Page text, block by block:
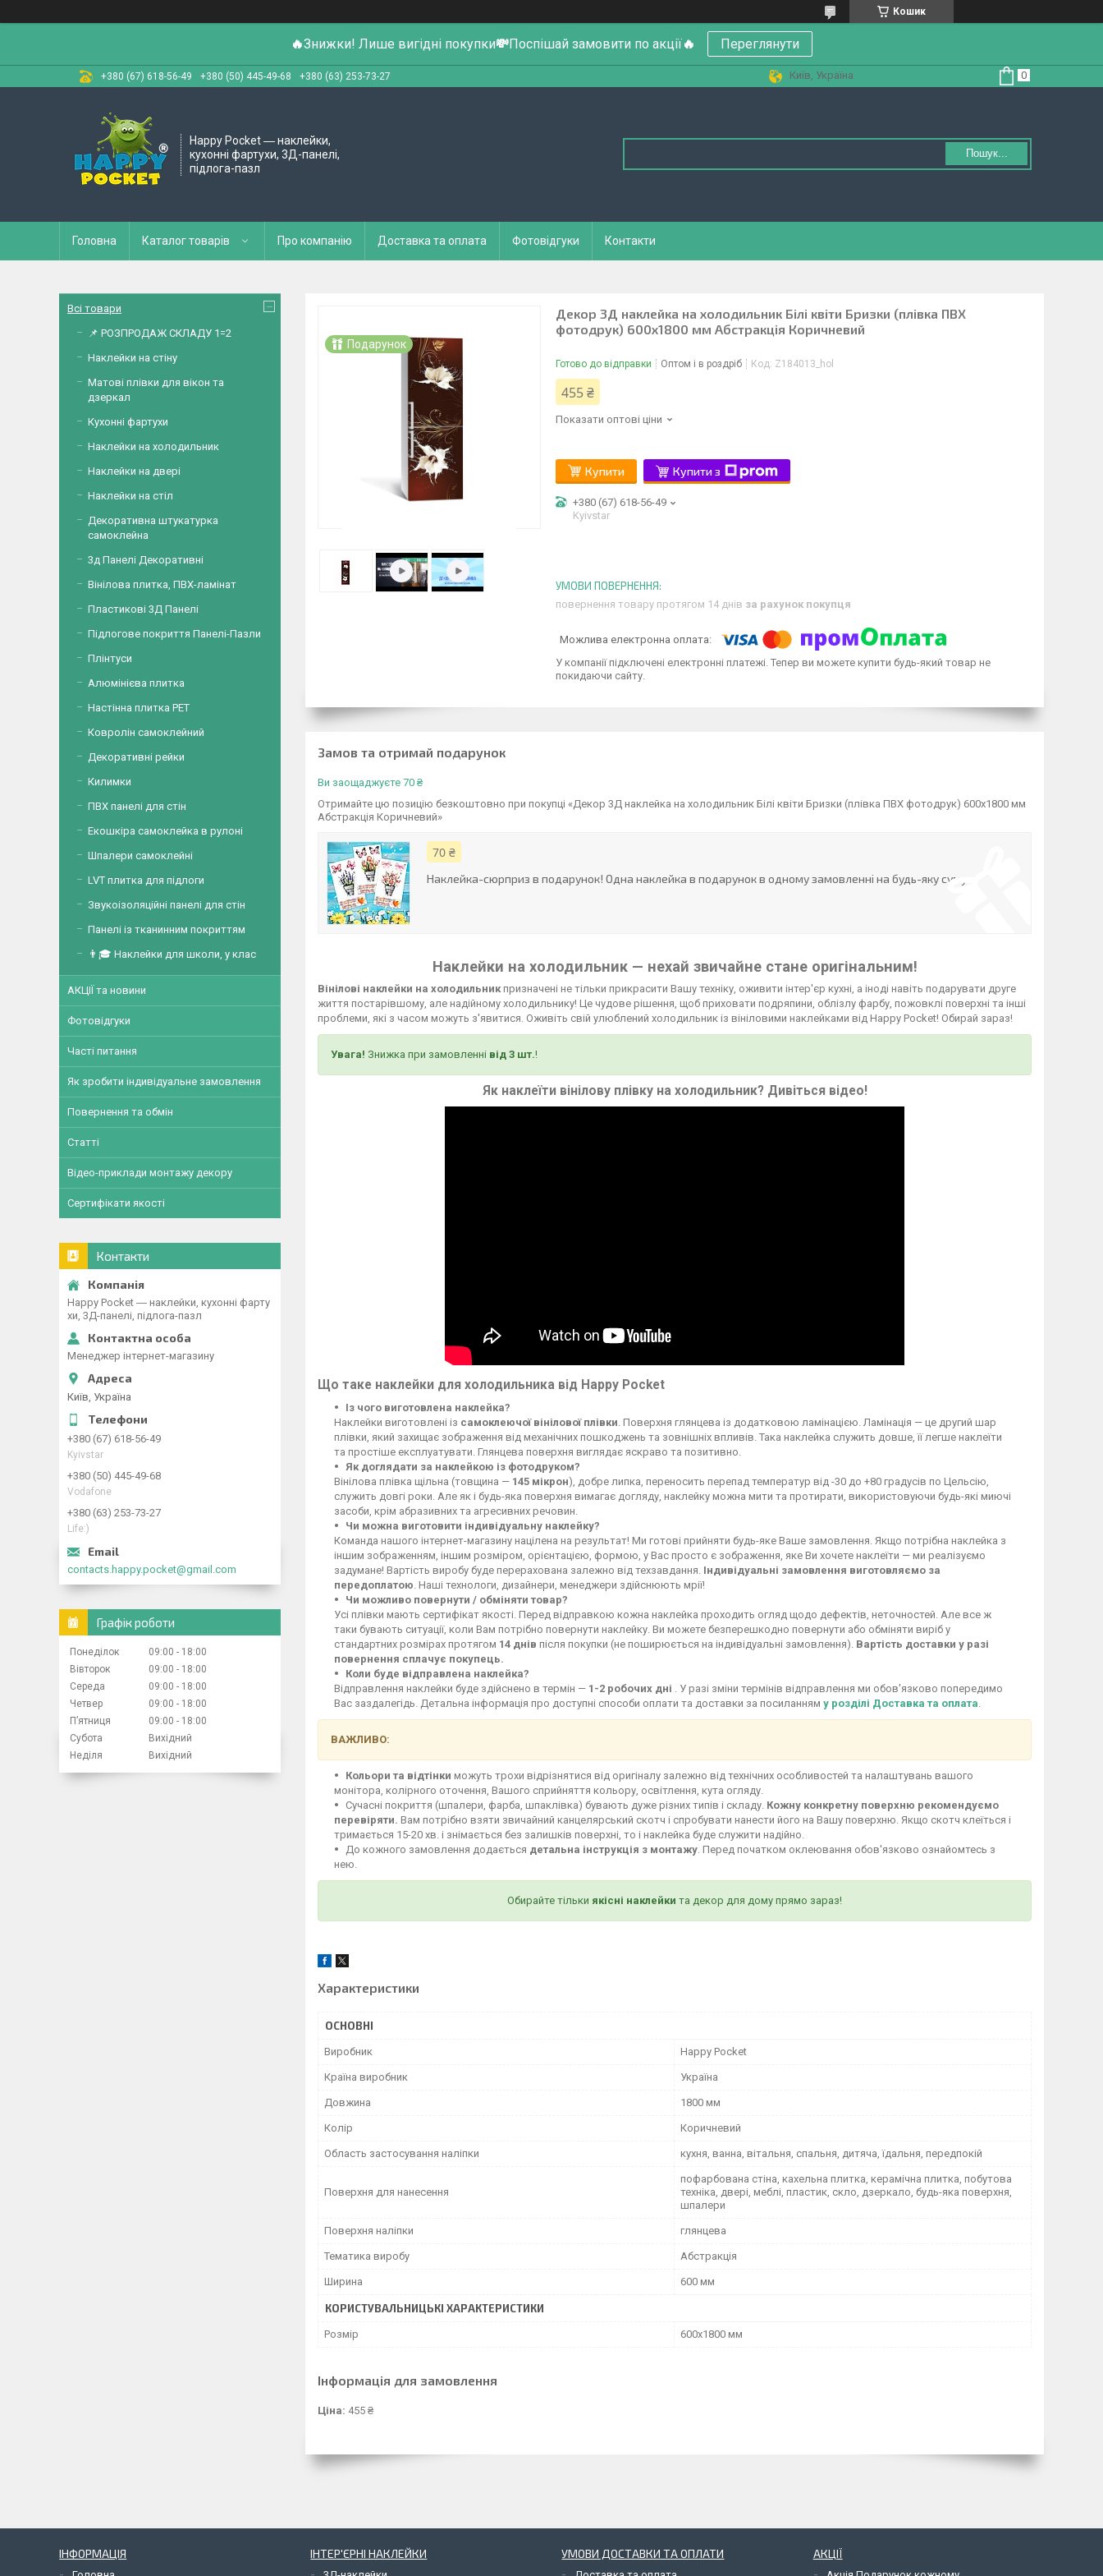
Кошик
🔥Знижки! Лише вигідні покупки💸Поспішай замовити по акції🔥 Переглянути
+380 (67) 618-56-49 +380 (50) 445-49-68 +380 (63) 253-73-27 Київ, Україна
Happy Pocket ― наклейки,
кухонні фартухи, 3Д-панелі,
підлога-пазл
Пошук...
Головна Каталог товарів Про компанію Доставка та оплата Фотовідгуки Контакти
Подарунок
Декор 3Д наклейка на холодильник Білі квіти Бризки (плівка ПВХ
фотодрук) 600х1800 мм Абстракція Коричневий
Готово до відправки Оптом і в роздріб Код: Z184013_hol
455 ₴
Показати оптові ціни
Купити Купити з
+380 (67) 618-56-49
Kyivstar
повернення товару протягом 14 днів за рахунок покупця
У компанії підключені електронні платежі. Тепер ви можете купити будь-який товар не
покидаючи сайту.
Замов та отримай подарунок
Ви заощаджуєте 70 ₴
Отримайте цю позицію безкоштовно при покупці «Декор 3Д наклейка на холодильник Білі квіти Бризки (плівка ПВХ фотодрук) 600х1800 мм
Абстракція Коричневий»
70 ₴
Наклейка-сюрприз в подарунок! Одна наклейка в подарунок в одному замовленні на будь-яку суму
Наклейки на холодильник — нехай звичайне стане оригінальним!
Вінілові наклейки на холодильник призначені не тільки прикрасити Вашу техніку, оживити інтер'єр кухні, а іноді навіть подарувати друге
життя постарівшому, але надійному холодильнику! Це чудове рішення, щоб приховати подряпини, облізлу фарбу, пожовклі поверхні та інші
проблеми, які з часом можуть з'явитися. Оживіть свій улюблений холодильник із вініловими наклейками від Happy Pocket! Обирай зараз!
Увага! Знижка при замовленні від 3 шт.!
Як наклеїти вінілову плівку на холодильник? Дивіться відео!
Що таке наклейки для холодильника від Happy Pocket
Із чого виготовлена наклейка?
Наклейки виготовлені із самоклеючої вінілової плівки . Поверхня глянцева із додатковою ламінацією. Ламінація — це другий шар
плівки, який захищає зображення від механічних пошкоджень та зовнішніх впливів. Така наклейка служить довше, її легше наклеїти
та простіше експлуатувати. Глянцева поверхня виглядає яскраво та позитивно.
Як доглядати за наклейкою із фотодруком?
Вінілова плівка щільна (товщина — 145 мікрон), добре липка, переносить перепад температур від -30 до +80 градусів по Цельсію,
служить довгі роки. Але як і будь-яка поверхня вимагає догляду, наклейку можна мити та протирати, використовуючи будь-які миючі
засоби, крім абразивних та агресивних речовин.
Чи можна виготовити індивідуальну наклейку?
Команда нашого інтернет-магазину націлена на результат! Ми готові прийняти будь-яке Ваше замовлення. Якщо потрібна наклейка з
іншим зображенням, іншим розміром, орієнтацією, формою, у Вас просто є зображення, яке Ви хочете наклеїти — ми реалізуємо
задумане! Вартість виробу буде перерахована залежно від техзавдання. Індивідуальні замовлення виготовляємо за
передоплатою . Наші технологи, дизайнери, менеджери здійснюють мрії!
Чи можливо повернути / обміняти товар?
Усі плівки мають сертифікат якості. Перед відправкою кожна наклейка проходить огляд щодо дефектів, неточностей. Але все ж
таки бувають ситуації, коли Вам потрібно повернути наклейку. Ви можете безперешкодно повернути або обміняти виріб у
стандартних розмірах протягом 14 днів після покупки (не поширюється на індивідуальні замовлення). Вартість доставки у разі
повернення сплачує покупець.
Коли буде відправлена наклейка?
Відправлення наклейки буде здійснено в термін — 1-2 робочих дні . У разі зміни термінів відправлення ми обов'язково попередимо
Вас заздалегідь. Детальна інформація про доступні способи оплати та доставки за посиланням у розділі Доставка та оплата
ВАЖЛИВО:
Кольори та відтінки можуть трохи відрізнятися від оригіналу залежно від технічних особливостей та налаштувань вашого
монітора, колірного оточення, Вашого сприйняття кольору, освітлення, кута огляду.
Сучасні покриття (шпалери, фарба, шпаклівка) бувають дуже різних типів і складу. Кожну конкретну поверхню рекомендуємо
перевіряти. Вам потрібно взяти звичайний канцелярський скотч і спробувати нанести його на Вашу поверхню. Якщо скотч клеїться і
тримається 15-20 хв. і знімається без залишків поверхні, то і наклейка буде служити надійно.
До кожного замовлення додається детальна інструкція з монтажу . Перед початком оклеювання обов'язково ознайомтесь з
нею.
Обирайте тільки якісні наклейки та декор для дому прямо зараз!
Характеристики
ОСНОВНІ
Виробник Happy Pocket
Країна виробник Україна
Довжина 1800 мм
Колір Коричневий
Область застосування наліпки кухня, ванна, вітальня, спальня, дитяча, їдальня, передпокій
Поверхня для нанесення
пофарбована стіна, кахельна плитка, керамічна плитка, побутова
техніка, двері, меблі, пластик, скло, дзеркало, будь-яка поверхня,
шпалери
Поверхня наліпки глянцева
Тематика виробу Абстракція
Ширина 600 мм
КОРИСТУВАЛЬНИЦЬКІ ХАРАКТЕРИСТИКИ
Розмір 600х1800 мм
Інформація для замовлення
Ціна: 455 ₴
Всі товари
📌 РОЗПРОДАЖ СКЛАДУ 1=2
Наклейки на стіну
Матові плівки для вікон та
дзеркал
Кухонні фартухи
Наклейки на холодильник
Наклейки на двері
Наклейки на стіл
Декоративна штукатурка
самоклейна
3д Панелі Декоративні
Вінілова плитка, ПВХ-ламінат
Пластикові 3Д Панелі
Підлогове покриття Панелі-Пазли
Плінтуси
Алюмінієва плитка
Настінна плитка PET
Ковролін самоклейний
Декоративні рейки
Килимки
ПВХ панелі для стін
Екошкіра самоклейка в рулоні
Шпалери самоклейні
LVT плитка для підлоги
Звукоізоляційні панелі для стін
Панелі із тканинним покриттям
👨🎓 Наклейки для школи, у клас
АКЦІЇ та новини
Фотовідгуки
Часті питання
Як зробити індивідуальне замовлення
Повернення та обмін
Статті
Відео-приклади монтажу декору
Сертифікати якості
Контакти
Happy Pocket ― наклейки, кухонні фарту
хи, 3Д-панелі, підлога-пазл
Менеджер інтернет-магазину
Київ, Україна
+380 (67) 618-56-49
Kyivstar
+380 (50) 445-49-68
Vodafone
+380 (63) 253-73-27
Life:)
contacts.happy.pocket@gmail.com
Графік роботи
Понеділок 09:00
18:00
Вівторок
09:00
18:00
Середа
09:00
18:00
Четвер
09:00
18:00
Пʼятниця
09:00
18:00
Субота
Вихідний
Неділя
Вихідний
ІНФОРМАЦІЯ ІНТЕР'ЄРНІ НАКЛЕЙКИ УМОВИ ДОСТАВКИ ТА ОПЛАТИ АКЦІЇ